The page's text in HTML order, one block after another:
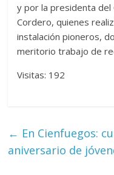
y por la presidenta del
Cordero, quienes
instalación pioneros,
meritorio trabajo de
Visitas: 192
← En Cienfuegos:
aniversario de